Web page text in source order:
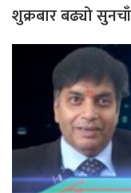
शुक्रबार बढ्यो